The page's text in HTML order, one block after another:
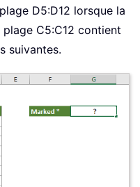
D5:D12 lorsque la
C5:C12 contient
suivantes.